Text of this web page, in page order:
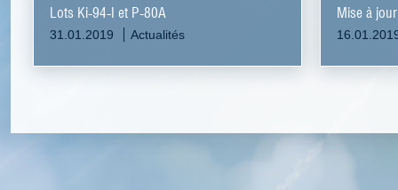
Lots Ki-94-I et P-80A
31.01.2019 Actualités
Mise à